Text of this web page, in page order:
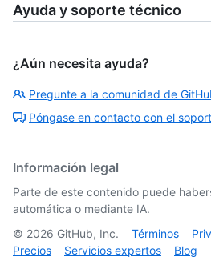
Ayuda y soporte técnico
¿Aún necesita ayuda?
Pregunte a la comunidad de
Póngase en contacto con el
Información legal
Parte de este contenido puede
automática o mediante IA.
© 2026 GitHub, Inc. Términos
Precios
Servicios expertos Blog